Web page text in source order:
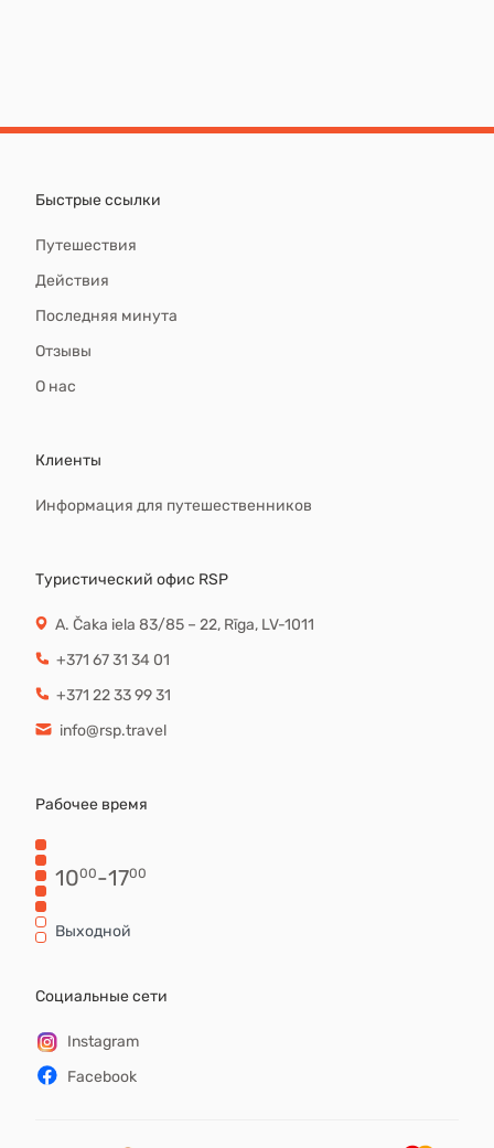
Быстрые ссылки
Путешествия
Действия
Последняя минута
Отзывы
О нас
Клиенты
Информация для путешественников
Туристический офис RSP
A. Čaka iela 83/85 – 22, Rīga, LV-1011
+371 67 31 34 01
+371 22 33 99 31
info@rsp.travel
Рабочее время
1000-1700
Выходной
Социальные сети
Instagram
Facebook